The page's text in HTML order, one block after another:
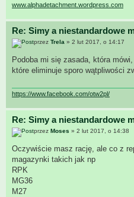
www.alphadetachment.wordpress.com
Re: Simy a niestandardowe
przez Trela » 2 lut 2017, o 14:17
Podoba mi się zasada, która
które eliminuje sporo wątpliwości
https://www.facebook.com/otw2pl/
Re: Simy a niestandardowe
przez Moses » 2 lut 2017, o 14:38
Oczywiście masz rację, ale co z
magazynki takich jak np
RPK
MG36
M27